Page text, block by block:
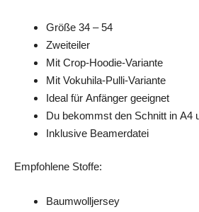
Größe 34 – 54
Zweiteiler
Mit Crop-Hoodie-Variante
Mit Vokuhila-Pulli-Variante
Ideal für Anfänger geeignet
Du bekommst den Schnitt in A4
Inklusive Beamerdatei
Empfohlene Stoffe:
Baumwolljersey